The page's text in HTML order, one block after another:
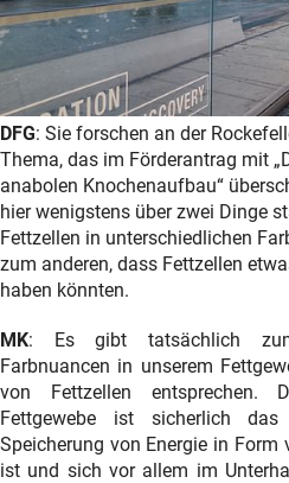
DFG: Sie forschen an der
Thema, das im Förderantrag mit
anabolen Knochenaufbau“
hier wenigstens über zwei Dinge
Fettzellen in unterschiedlichen
zum anderen, dass Fettzellen
haben könnten.
MK: Es gibt tatsächlich
Farbnuancen in unserem
von Fettzellen entsprechen.
Fettgewebe ist sicherlich
Speicherung von Energie in
ist und sich vor allem im